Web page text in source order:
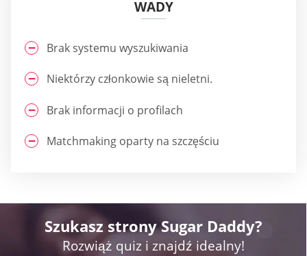
WADY
Brak systemu wyszukiwania
Niektórzy członkowie są nieletni.
Brak informacji o profilach
Matchmaking oparty na szczęściu
Szukasz strony Sugar Daddy?
Rozwiąż quiz i znajdź idealny!